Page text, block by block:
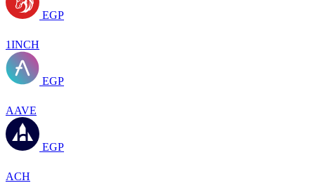
EGP
1INCH
EGP
AAVE
EGP
ACH